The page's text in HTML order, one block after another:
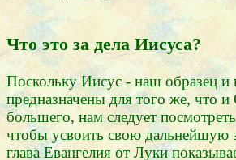
Что это за дела Иисуса?
Поскольку Иисус - наш образец и
предназначены для того же, что
большего, нам следует
чтобы усвоить свою дальнейшую
глава Евангелия от Луки